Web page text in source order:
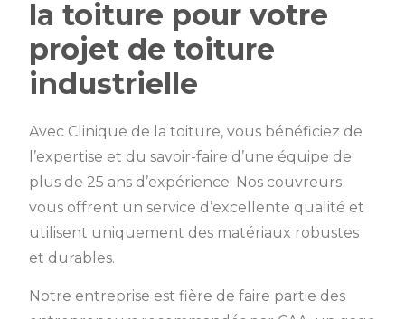
la toiture pour votre
projet de toiture
industrielle
Avec Clinique de la toiture, vous bénéficiez de
l’expertise et du savoir-faire d’une équipe de
plus de 25 ans d’expérience. Nos couvreurs
vous offrent un service d’excellente qualité et
utilisent uniquement des matériaux robustes
et durables.
Notre entreprise est fière de faire partie des